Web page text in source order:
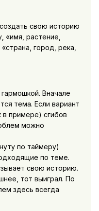
свою историю
«имя, растение,
город, река,
Вначале
тема. Если вариант
в примере) сгибов
можно
по таймеру)
по теме.
свою историю.
тот выиграл. По
здесь всегда